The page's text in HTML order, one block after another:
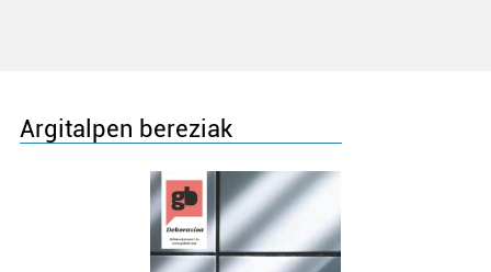
Argitalpen bereziak